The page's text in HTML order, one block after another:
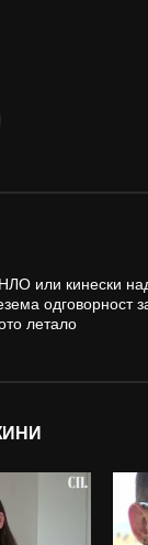
или кинески
одговорност
летало